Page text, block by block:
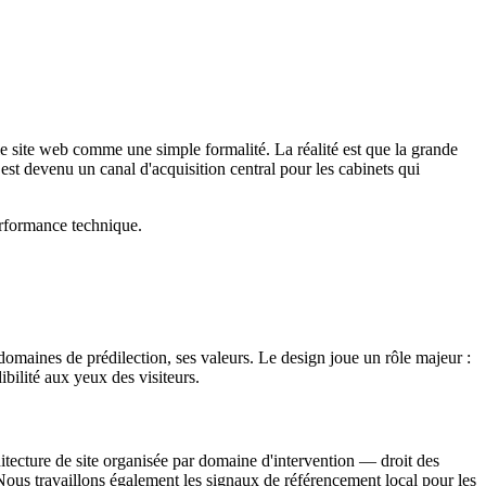
web comme une simple formalité. La réalité est que la grande
devenu un canal d'acquisition central pour les cabinets qui
technique.
de prédilection, ses valeurs. Le design joue un rôle majeur :
aux yeux des visiteurs.
de site organisée par domaine d'intervention — droit des
travaillons également les signaux de référencement local pour les